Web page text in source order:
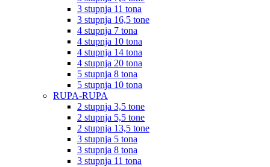
3 stupnja 11 tona
3 stupnja 16,5 tone
4 stupnja 7 tona
4 stupnja 10 tona
4 stupnja 14 tona
4 stupnja 20 tona
5 stupnja 8 tona
5 stupnja 10 tona
RUPA-RUPA
2 stupnja 3,5 tone
2 stupnja 5,5 tone
2 stupnja 13,5 tone
3 stupnja 5 tona
3 stupnja 8 tona
3 stupnja 11 tona